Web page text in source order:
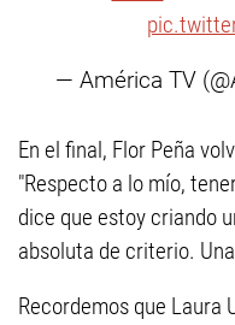
— América TV
En el final, Flor Peña
"Respecto a lo mío,
dice que estoy criando
absoluta de criterio.
Recordemos que Laura